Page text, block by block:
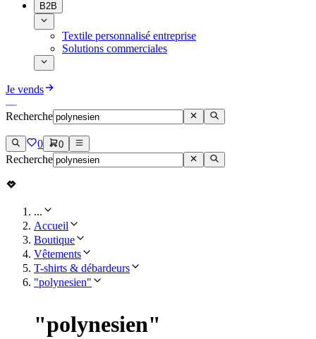
B2B
Textile personnalisé entreprise
Solutions commerciales
Je vends
Recherche
0 0
Recherche
...
Accueil
Boutique
Vêtements
T-shirts & débardeurs
"polynesien"
"polynesien"